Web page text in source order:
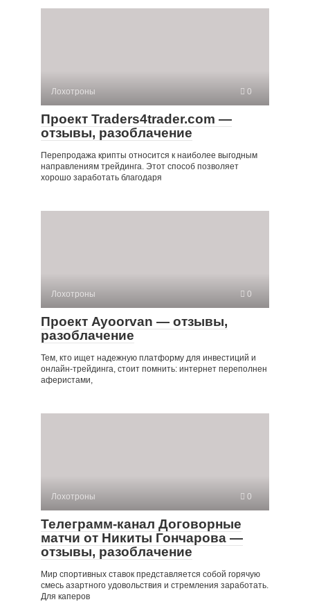
Лохотроны 0
Проект Traders4trader.com —
отзывы, разоблачение
Перепродажа крипты относится к наиболее выгодным
направлениям трейдинга. Этот способ позволяет
хорошо заработать благодаря
Лохотроны 0
Проект Ayoorvan — отзывы,
разоблачение
Тем, кто ищет надежную платформу для инвестиций и
онлайн-трейдинга, стоит помнить: интернет переполнен
аферистами,
Лохотроны 0
Телеграмм-канал Договорные
матчи от Никиты Гончарова —
отзывы, разоблачение
Мир спортивных ставок представляется собой горячую
смесь азартного удовольствия и стремления заработать.
Для каперов